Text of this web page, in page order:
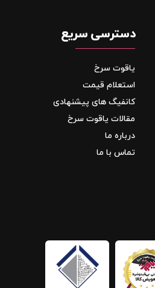
دسترسی سریع
یاقوت سرخ
استعلام قیمت
کانفیگ های پیشنهادی
مقالات یاقوت سرخ
درباره ما
تماس با ما